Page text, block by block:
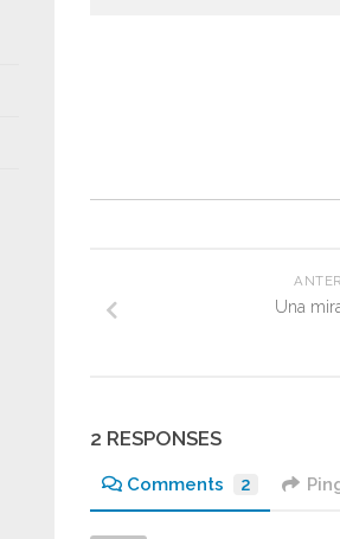
Una
2 RESPONSES
Comments 2